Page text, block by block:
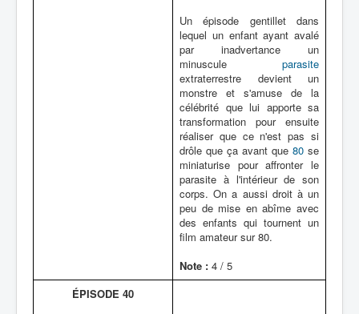
Un épisode gentillet dans
lequel un enfant ayant avalé
par inadvertance un
minuscule parasite
extraterrestre devient un
monstre et s'amuse de la
célébrité que lui apporte sa
transformation pour ensuite
réaliser que ce n'est pas si
drôle que ça avant que 80 se
miniaturise pour affronter le
parasite à l'intérieur de son
corps. On a aussi droit à un
peu de mise en abîme avec
des enfants qui tournent un
film amateur sur 80.
Note : 4 / 5
ÉPISODE 40